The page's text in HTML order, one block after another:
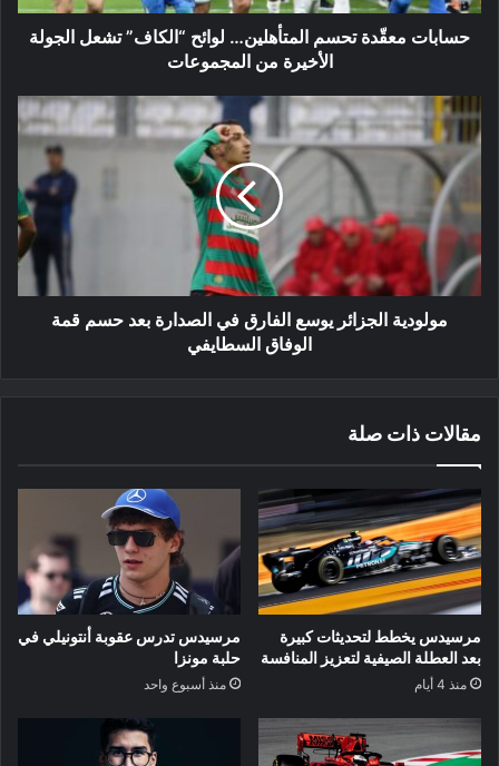
الأخيرة
منحسابات معقّدة تحسم المتأهلين… لوائح “الكاف” تشعل الجولة
الأخيرة من المجموعات
مولودية
الجزائر
يوسع
الفارق
في
الصدارة
بعد
حسم
قمة
الوفاقمولودية الجزائر يوسع الفارق في الصدارة بعد حسم قمة
الوفاق السطايفي
مقالات ذات صلة
مرسيدس يخطط لتحديثات كبيرة
بعد العطلة الصيفية لتعزيز المنافسة
منذ 4 أيام
مرسيدس تدرس عقوبة أنتونيلي في
حلبة مونزا
منذ أسبوع واحد